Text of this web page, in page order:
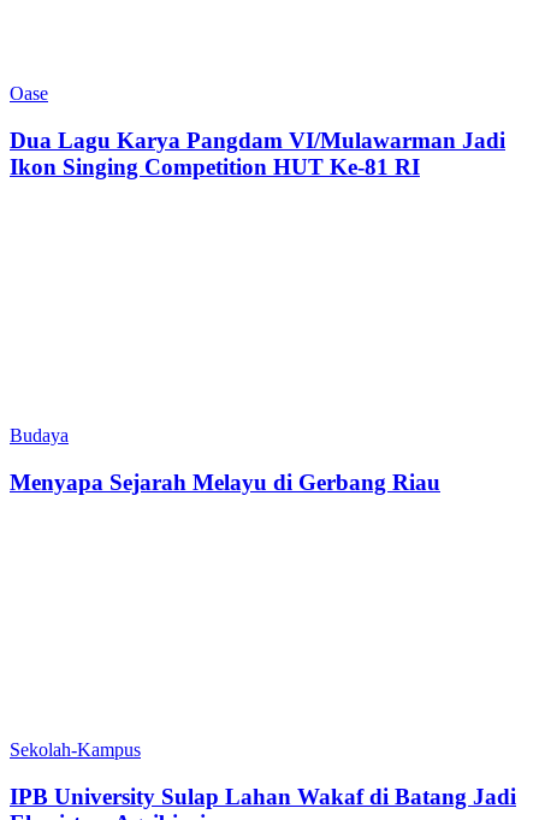
Oase
Dua Lagu Karya Pangdam VI/Mulawarman Jadi
Ikon Singing Competition HUT Ke-81 RI
Budaya
Menyapa Sejarah Melayu di Gerbang Riau
Sekolah-Kampus
IPB University Sulap Lahan Wakaf di Batang Jadi